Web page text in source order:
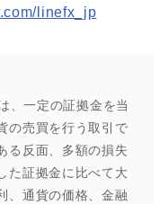
linefx_jp
、一定の証拠金を当
の売買を行う取引で
る反面、多額の損失
た証拠金に比べて大
、通貨の価格、金融